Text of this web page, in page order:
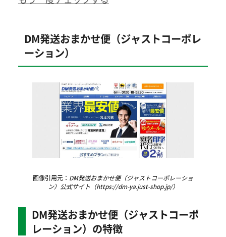
DM発送おまかせ便（ジャストコーポレ
ーション）
画像引用元： DM発送おまかせ便（ジャストコーポレーショ
ン）公式サイト（https://dm-ya.just-shop.jp/）
DM発送おまかせ便（ジャストコーポ
レーション）の特徴